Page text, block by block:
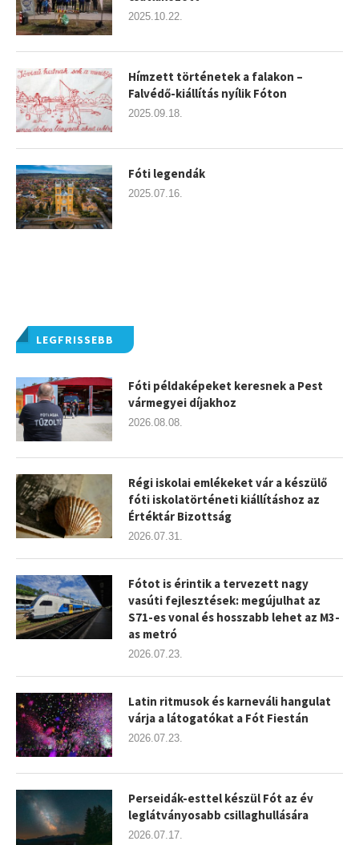
LEGFRISSEBB
Fóti példaképeket keresnek a Pest
vármegyei díjakhoz
2026.08.08.
Régi iskolai emlékeket vár a készülő
fóti iskolatörténeti kiállításhoz az
Értéktár Bizottság
2026.07.31.
Fótot is érintik a tervezett nagy
vasúti fejlesztések: megújulhat az
S71-es vonal és hosszabb lehet az M3-
as metró
2026.07.23.
Latin ritmusok és karneváli hangulat
várja a látogatókat a Fót Fiestán
2026.07.23.
Perseidák-esttel készül Fót az év
leglátványosabb csillaghullására
2026.07.17.
2025.10.22.
Hímzett történetek a falakon –
Falvédő-kiállítás nyílik Fóton
2025.09.18.
Fóti legendák
2025.07.16.